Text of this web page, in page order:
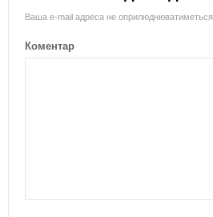
Ваша e-mail адреса не оприлюднюватиметься.
Коментар